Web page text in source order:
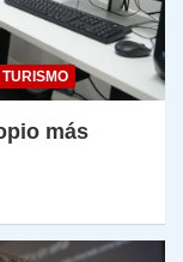
TURISMO
más